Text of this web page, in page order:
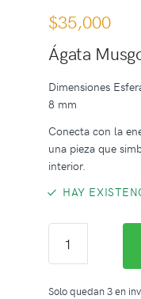
$35,000
Ágata
Dimensiones
8 mm
Conecta con la
una pieza que
interior.
HAY
Solo quedan 3 en